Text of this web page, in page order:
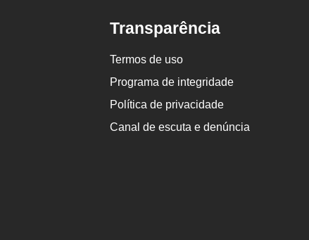
Transparência
Termos de uso
Programa de integridade
Política de privacidade
Canal de escuta e denúncia